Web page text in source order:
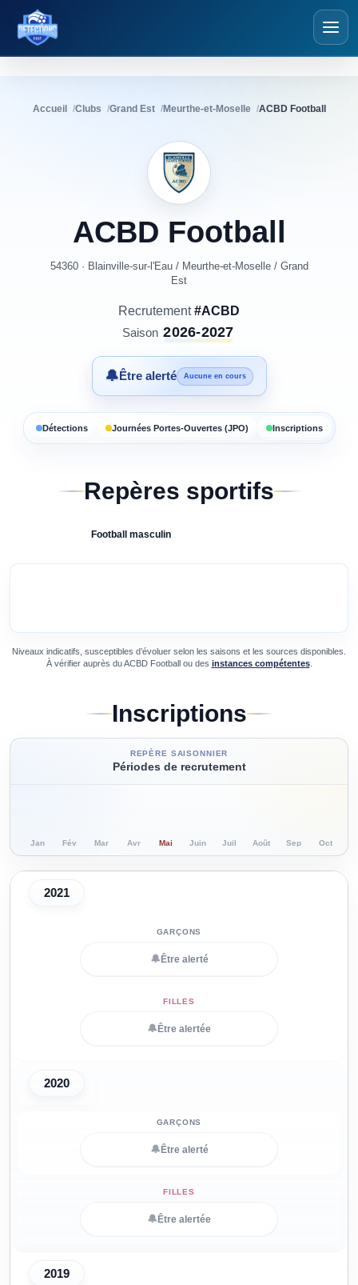
Détections Foot
Accueil Clubs Grand Est Meurthe-et-Moselle ACBD Football
ACBD Football
54360 · Blainville-sur-l'Eau/ Meurthe-et-Moselle/ Grand
Est
Recrutement#ACBD
Saison 2026-2027
🔔Être alerté Aucune en cours
Détections Journées Portes-Ouvertes (JPO) Inscriptions
Repères sportifs
Football masculin
Niveaux indicatifs, susceptibles d’évoluer selon les saisons et les sources disponibles.
À vérifier auprès duACBD Footballou des instances compétentes.
Inscriptions
REPÈRE SAISONNIER
Périodes de recrutement
Jan Fév Mar Avr Mai Juin Juil Août Sep Oct
2021
🔔 Être alerté
🔔 Être alertée
2020
🔔 Être alerté
🔔 Être alertée
2019